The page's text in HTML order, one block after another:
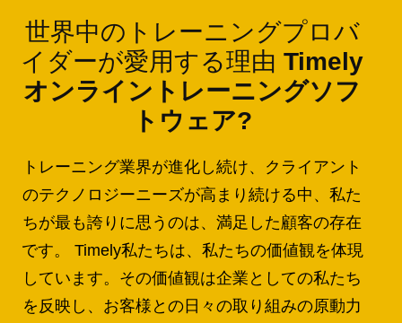
世界中のトレーニングプロバ
イダーが愛用する理由 Timely
オンライントレーニングソフ
トウェア?
トレーニング業界が進化し続け、クライアント
のテクノロジーニーズが高まり続ける中、私た
ちが最も誇りに思うのは、満足した顧客の存在
です。 Timely私たちは、私たちの価値観を体現
しています。その価値観は企業としての私たち
を反映し、お客様との日々の取り組みの原動力